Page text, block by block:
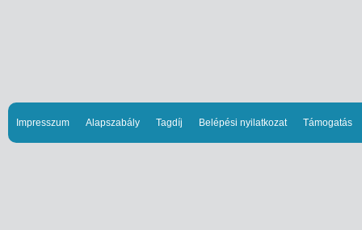
Impresszum Alapszabály Tagdíj Belépési nyilatkozat Támogatás